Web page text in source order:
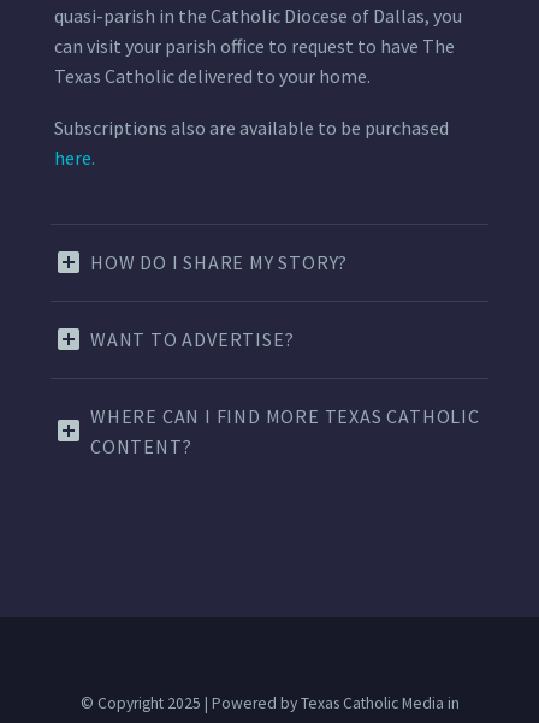
quasi-parish in the Catholic Diocese of Dallas, you
can visit your parish office to request to have The
Texas Catholic delivered to your home.
Subscriptions also are available to be purchased
here.
HOW DO I SHARE MY STORY?
WANT TO ADVERTISE?
WHERE CAN I FIND MORE TEXAS CATHOLIC
CONTENT?
© Copyright 2025 | Powered by Texas Catholic Media in